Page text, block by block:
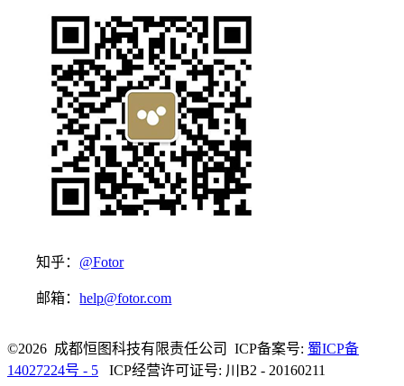
知乎： @Fotor
邮箱：help@fotor.com
©2026 成都恒图科技有限责任公司 ICP备案号: 蜀ICP备
14027224号 - 5 ICP经营许可证号: 川B2 - 20160211